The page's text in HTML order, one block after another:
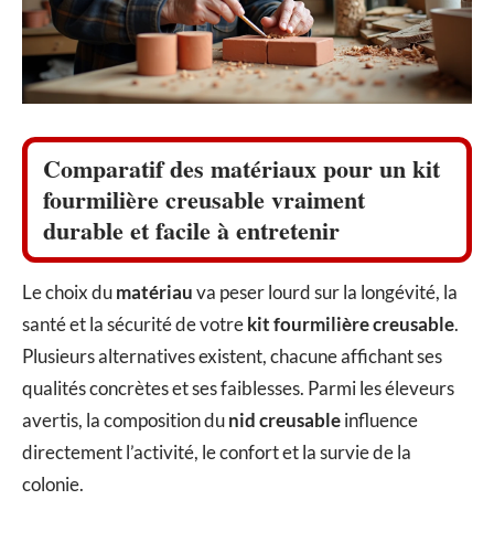
Comparatif des matériaux pour un kit
fourmilière creusable vraiment
durable et facile à entretenir
Le choix dumatériauva peser lourd sur la longévité, la
santé et la sécurité de votrekit fourmilière creusable.
Plusieurs alternatives existent, chacune affichant ses
qualités concrètes et ses faiblesses. Parmi les éleveurs
avertis, la composition dunid creusableinfluence
directement l’activité, le confort et la survie de la
colonie.